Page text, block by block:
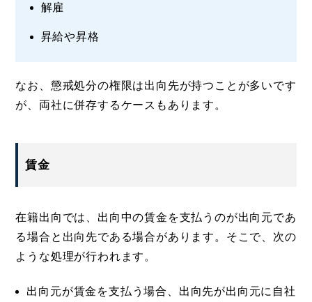
解雇
昇給や昇格
なお、懲戒処分の権限は出向先が持つことが多いです
が、両社に併存するケースもあります。
賃金
在籍出向では、出向中の賃金を支払うのが出向元であ
る場合と出向先である場合があります。そこで、次の
ような処理が行われます。
出向元が賃金を支払う場合、出向先が出向元に自社